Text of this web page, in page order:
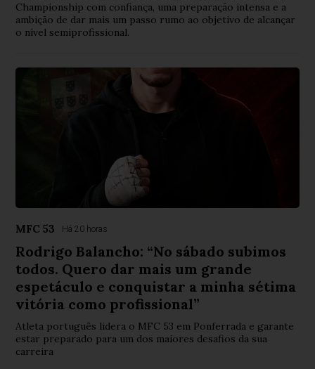
Championship com confiança, uma preparação intensa e a
ambição de dar mais um passo rumo ao objetivo de alcançar
o nível semiprofissional.
MFC 53 Há 20 horas
Rodrigo Balancho: “No sábado subimos
todos. Quero dar mais um grande
espetáculo e conquistar a minha sétima
vitória como profissional”
Atleta português lidera o MFC 53 em Ponferrada e garante
estar preparado para um dos maiores desafios da sua
carreira